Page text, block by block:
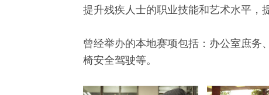
提升残疾人士的职业技能和艺术水平，
曾经举办的本地赛项包括：办公室庶务
椅安全驾驶等。